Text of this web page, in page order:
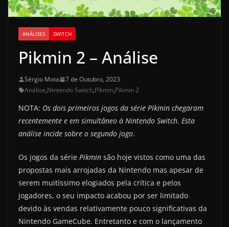
ANÁLISES SWITCH
Pikmin 2 – Análise
Sérgio Mota
7 de Outubro, 2023
Análise,Nintendo Switch,Pikmin,Pikmin 2
NOTA: Os dois primeiros jogos da série Pikmin chegaram
recentemente e em simultâneo à Nintendo Switch. Esta
análise incide sobre o segundo jogo.
Os jogos da série Pikmin são hoje vistos como uma das
propostas mais arrojadas da Nintendo mas apesar de
serem muitíssimo elogiados pela crítica e pelos
jogadores, o seu impacto acabou por ser limitado
devido às vendas relativamente pouco significativas da
Nintendo GameCube. Entretanto e com o lançamento